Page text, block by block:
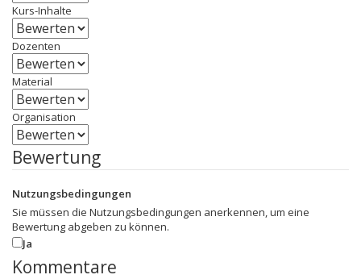
Kurs-Inhalte
Dozenten
Material
Organisation
Bewertung
Nutzungsbedingungen
Sie müssen die Nutzungsbedingungen anerkennen, um eine
Bewertung abgeben zu können.
Ja
Kommentare